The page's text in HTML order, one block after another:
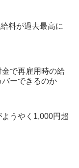
料が過去最高に
で再雇用時の給
ーできるのか
うやく1,000円超